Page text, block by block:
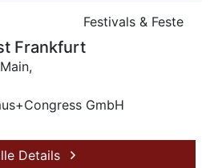
Festivals & Feste
Frankfurt
GmbH
Details